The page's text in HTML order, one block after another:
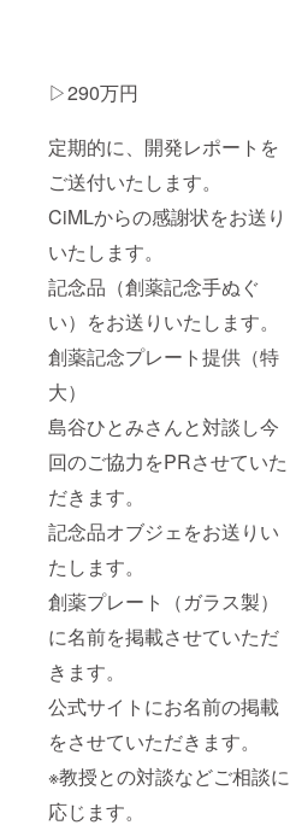
▷290万円
定期的に、開発レポートを
ご送付いたします。
CiMLからの感謝状をお送り
いたします。
記念品（創薬記念手ぬぐ
い）をお送りいたします。
創薬記念プレート提供（特
大）
島谷ひとみさんと対談し今
回のご協力をPRさせていた
だきます。
記念品オブジェをお送りい
たします。
創薬プレート（ガラス製）
に名前を掲載させていただ
きます。
公式サイトにお名前の掲載
をさせていただきます。
※教授との対談などご相談に
応じます。